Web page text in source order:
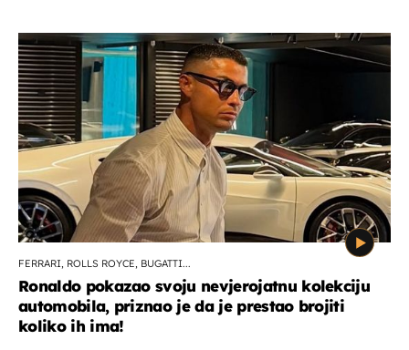
FERRARI, ROLLS ROYCE, BUGATTI...
Ronaldo pokazao svoju nevjerojatnu kolekciju
automobila, priznao je da je prestao brojiti
koliko ih ima!